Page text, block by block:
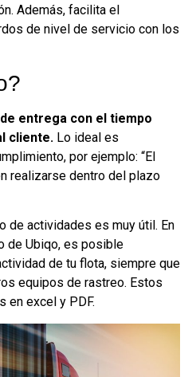
Además, facilita el
de nivel de servicio con los
entrega con el tiempo
cliente. Lo ideal es
por ejemplo: “El
realizarse dentro del plazo
de actividades es muy útil. En
de Ubiqo, es posible
de tu flota, siempre que
equipos de rastreo. Estos
en excel y PDF.